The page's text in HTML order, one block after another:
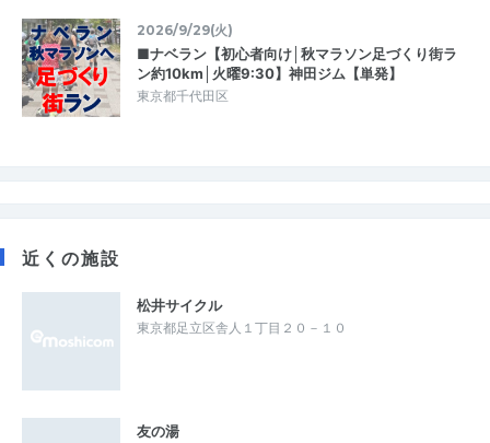
2026/9/29(火)
■ナベラン【初心者向け│秋マラソン足づくり街ラ
ン約10km│火曜9:30】神田ジム【単発】
東京都千代田区
近くの施設
松井サイクル
東京都足立区舎人１丁目２０－１０
友の湯